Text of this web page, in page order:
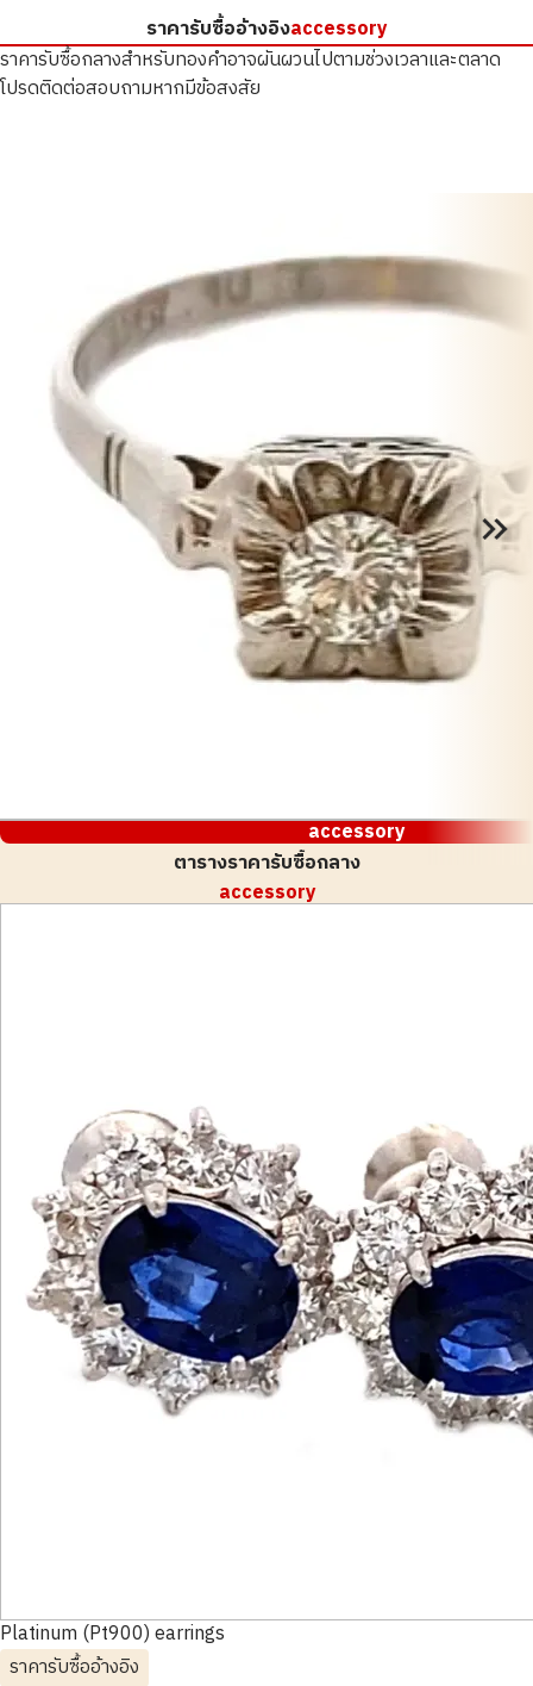
ราคารับซื้ออ้างอิงaccessory
ราคารับซื้อกลางสำหรับทองคำอาจผันผวนไปตามช่วงเวลาและตลาด
โปรดติดต่อสอบถามหากมีข้อสงสัย
accessory
ตารางราคารับซื้อกลาง
accessory
Platinum (Pt900) earrings
ราคารับซื้ออ้างอิง